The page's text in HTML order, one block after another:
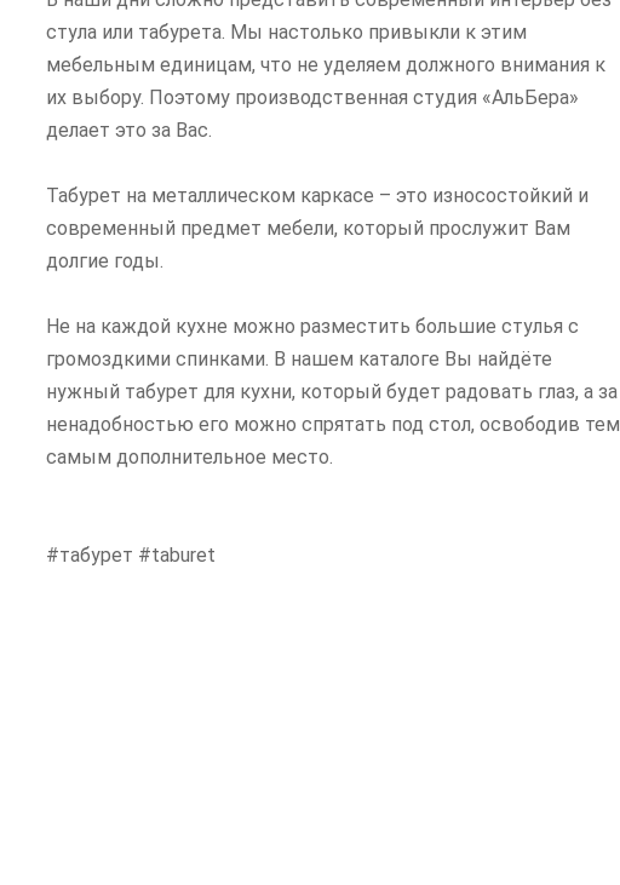
стула или табурета. Мы настолько привыкли к этим
мебельным единицам, что не уделяем должного внимания к
их выбору. Поэтому производственная студия «АльБера»
делает это за Вас.
Табурет на металлическом каркасе – это износостойкий и
современный предмет мебели, который прослужит Вам
долгие годы.
Не на каждой кухне можно разместить большие стулья с
громоздкими спинками. В нашем каталоге Вы найдёте
нужный табурет для кухни, который будет радовать глаз, а за
ненадобностью его можно спрятать под стол, освободив тем
самым дополнительное место.
#табурет #taburet